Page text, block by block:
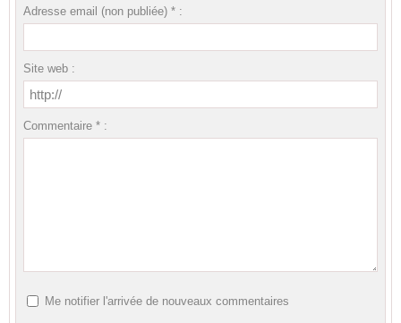
Adresse email (non publiée) * :
Site web :
Commentaire * :
Me notifier l'arrivée de nouveaux commentaires